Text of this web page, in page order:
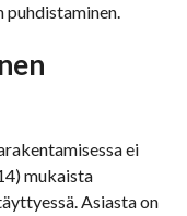
puhdistaminen.
ei
mukaista
Asiasta on